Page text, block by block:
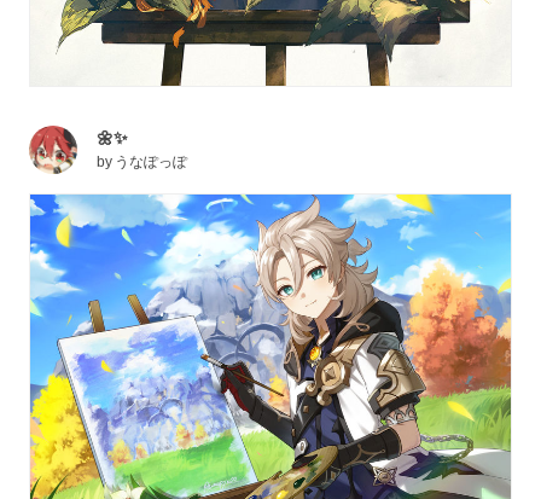
🌼✨
by うなぽっぽ